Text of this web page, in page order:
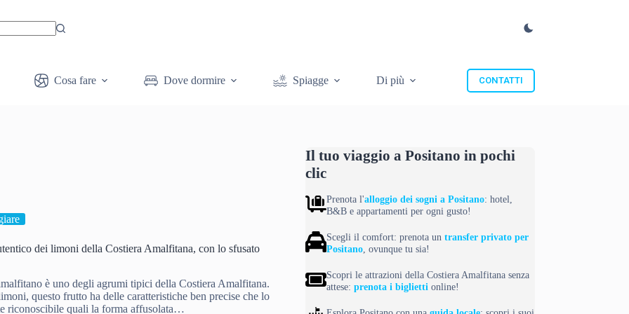
Cosa fare Dove dormire Spiagge Di più CONTATTI
dei limoni della Costiera Amalfitana, con lo sfusato
è uno degli agrumi tipici della Costiera Amalfitana.
questo frutto ha delle caratteristiche ben precise che lo
riconoscibile quali la forma affusolata…
Il tuo viaggio a Positano in pochi
clic
Prenota l'alloggio dei sogni a Positano: hotel,
B&B e appartamenti per ogni gusto!
Scegli il comfort: prenota untransfer privato per
Positano, ovunque tu sia!
Scopri le attrazioni della Costiera Amalfitana senza
attese:prenota i biglietti online!